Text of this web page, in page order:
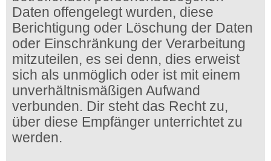
Daten offengelegt wurden, diese
Berichtigung oder Löschung der Daten
oder Einschränkung der Verarbeitung
mitzuteilen, es sei denn, dies erweist
sich als unmöglich oder ist mit einem
unverhältnismäßigen Aufwand
verbunden. Dir steht das Recht zu,
über diese Empfänger unterrichtet zu
werden.